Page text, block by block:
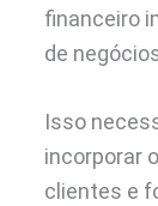
financeiro
de
Isso
incorporar
clientes e